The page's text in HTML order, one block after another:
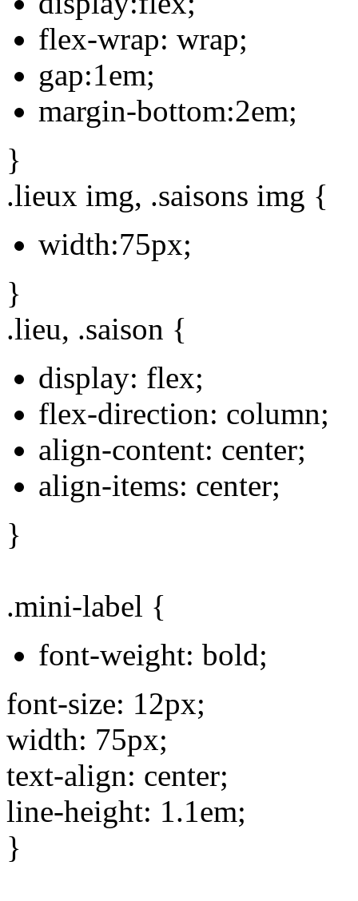
flex-wrap: wrap;
gap:1em;
margin-bottom:2em;
}
.lieux img, .saisons img {
width:75px;
}
.lieu, .saison {
display: flex;
flex-direction: column;
align-content: center;
align-items: center;
}
.mini-label {
font-weight: bold;
font-size: 12px;
width: 75px;
text-align: center;
line-height: 1.1em;
}